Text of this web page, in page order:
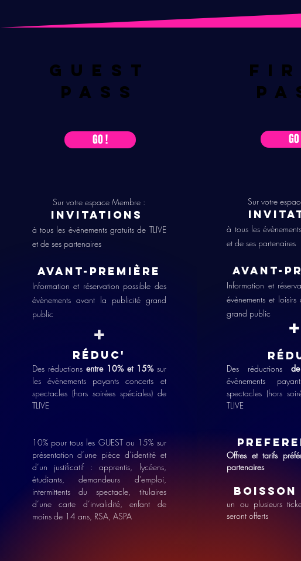
GO !
GUEST
Pass
Sur votre espace Membre :
Invitati onS
à tous les évènements gratuits de TLIVE
et de ses partenaires
Avant-première
Information et réservation possible des
évènements avant la publicité grand
public
+
Réduc'
Des réductions entre 10% et 15%sur
les évènements payants concerts et
spectacles (hors soirées spéciales) de
TLIVE
10% pour tous les GUEST ou 15% sur
présentation d’une pièce d’identité et
d’un justificatif : apprentis, lycéens,
étudiants, demandeurs d’emploi,
intermittents du spectacle, titulaires
d’une carte d’invalidité, enfant de
moins de 14 ans, RSA, ASPA
Sur votre
à tous les
et de ses partenaires
Avant-
Information et
évènements et
grand public
+
R
Des réductions de
évènements
spectacles (hors
TLIVE
Offres et tarifs
partenaires
BOISSON
un ou plusieurs
seront offerts